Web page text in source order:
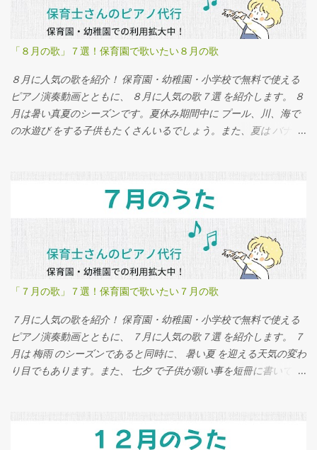
「８月の歌」７選！保育園で歌いたい８月の歌
８月に人気の歌を紹介！ 保育園・幼稚園・小学校で無料で使える
ピアノ演奏動画とともに、 ８月に人気の歌７選 を紹介します。 ８
月は暑い真夏のシーズンです。夏休み期間中に プール、川、海で
の水遊び をする子供もたくさんいるでしょう。また、夏は バナナ
ためのイベントとして、 怖いお化けの話 をして肝試しをする季節
でもあります。 ８月の歌 としては、 水遊びにちなんだ歌 、 旬の
果物にちなんだ歌 、 おばけにちなんだ歌 を紹介します。 「８月の
歌」７選！ ①おばけなんてないさ ８月と言えば肝試し。肝試しと
言えば お化け です。子供は怖がるかもしれませんが、お化けなん
てないさを歌いましょう。明るい曲調なので、みんな お化け が大
好きになるはずです。 ②とんでったバナナ ８月が旬の果物にバナ
ナがあります。そんなバナナがタイトルに入っている 「とんでっ
たバナナ」 を歌ってみましょう。「 バナナんバナナんバーナーナ
」というお決まりのフレーズは子供達の間で大人気です。 ③アイ
アイ バナナと言ったらおサルさんでしょう。８月には「 とんでっ
たバナナ 」と一緒に「 アイアイ 」も歌ってあげてください。腕を
で、季節感のあるスイカを歌った スイカの名産地 は８月の歌にピ
ッタリです。給食やお弁当でスイカが出たら、みんな大喜びです
「７月の歌」７選！保育園で歌いたい７月の歌
７月に人気の歌を紹介！ 保育園・幼稚園・小学校で無料で使える
ピアノ演奏動画とともに、 ７月に人気の歌７選 を紹介します。 ７
月は 梅雨 のシーズンであると同時に、 暑い夏 を迎える天気の変わ
り目でもあります。また、 七夕 で子供が願い事を短冊に書いて飾
歌」７選！ ①たなばたさま ７月７日は七夕です。７月の始めから
子供達と一緒に歌うと、七夕をもっと楽しく過ごすことができる